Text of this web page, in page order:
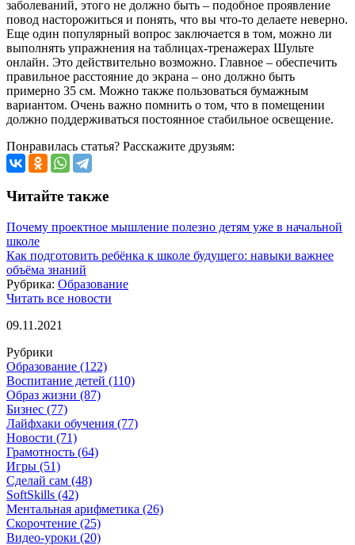
заболеваний, этого не должно быть – подобное проявление
повод насторожиться и понять, что вы что-то делаете неверно.
Еще один популярный вопрос заключается в том, можно ли
выполнять упражнения на таблицах-тренажерах Шульте
онлайн. Это действительно возможно. Главное – обеспечить
правильное расстояние до экрана – оно должно быть
примерно 35 см. Можно также пользоваться бумажным
вариантом. Очень важно помнить о том, что в помещении
должно поддерживаться постоянное стабильное освещение.
Понравилась статья? Расскажите друзьям:
Читайте также
Почему проектное мышление полезно детям уже в начальной
школе
Как подготовить ребёнка к школе будущего: навыки важнее
объёма знаний
Рубрика: Образование
Читать все новости
09.11.2021
Рубрики
Образование (122)
Воспитание детей (110)
Образ жизни (87)
Бизнес (77)
Лайфхаки обучения (77)
Новости (71)
Грамотность (64)
Игры (51)
Сделай сам (48)
SoftSkills (42)
Ментальная арифметика (26)
Скорочтение (25)
Видео-уроки (20)